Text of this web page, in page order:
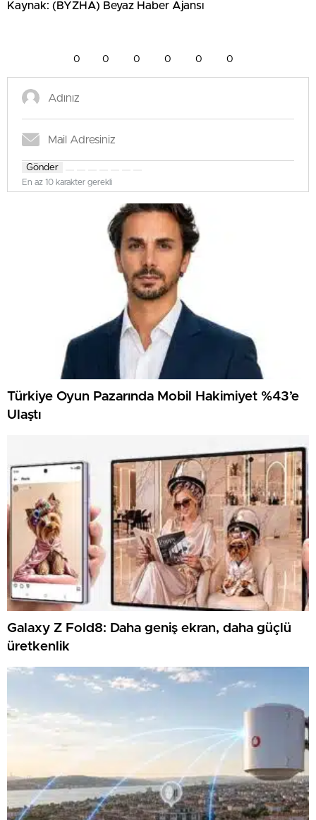
Kaynak: (BYZHA) Beyaz Haber Ajansı
0 0 0 0 0 0
Gönder
En az 10 karakter gerekli
Türkiye Oyun Pazarında Mobil Hakimiyet %43’e
Ulaştı
Galaxy Z Fold8: Daha geniş ekran, daha güçlü
üretkenlik